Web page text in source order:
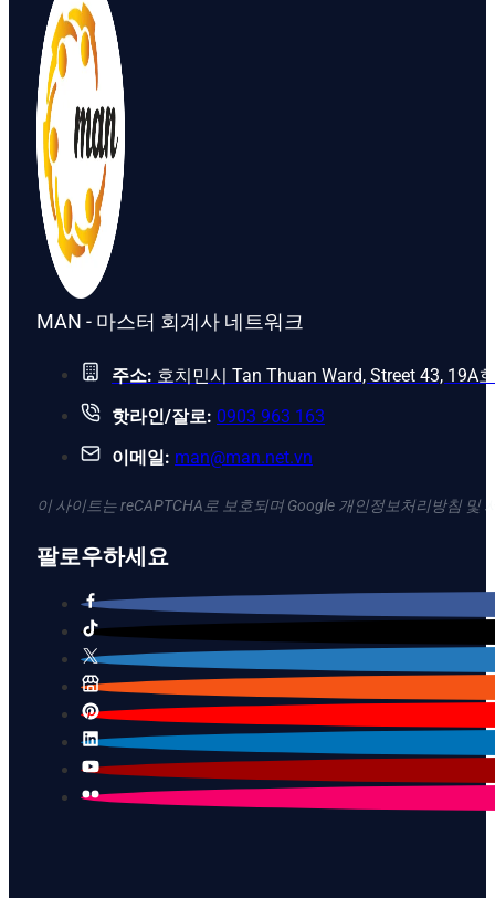
MAN - 마스터 회계사 네트워크
주소: 호치민시 Tan Thuan Ward, Street 43, 19A호
핫라인/잘로: 0903 963 163
이메일: man@man.net.vn
이 사이트는 reCAPTCHA로 보호되며 Google 개인정보처리방침 및
팔로우하세요